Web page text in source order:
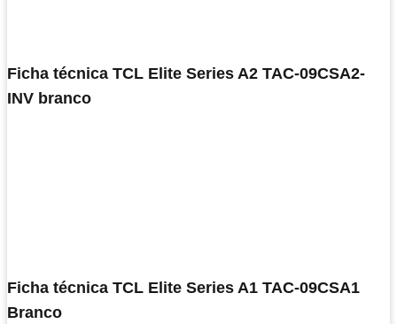
Ficha técnica TCL Elite Series A2 TAC-09CSA2-
INV branco
Ficha técnica TCL Elite Series A1 TAC-09CSA1
Branco